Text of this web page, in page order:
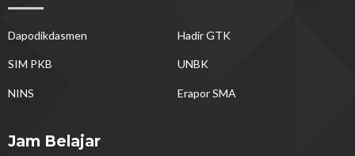
Dapodikdasmen Hadir GTK
SIM PKB UNBK
NINS Erapor SMA
Jam Belajar